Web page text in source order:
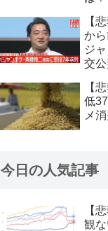
【
か
ジ
交公
【
低
メ
今日の人気記事
【
観